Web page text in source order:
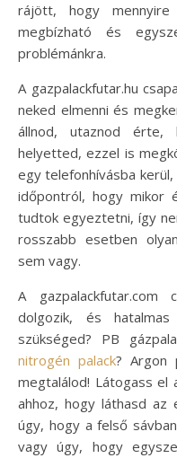
rájött, hogy
megbízható és
problémánkra.
A gazpalackfutar.hu
neked elmenni és
állnod, utaznod érte,
helyetted, ezzel is
egy telefonhívásba kerül,
időpontról, hogy mikor
tudtok egyeztetni, így
rosszabb esetben
sem vagy.
A gazpalackfutar.com
dolgozik, és
szükséged? PB
nitrogén palack? Argon
megtalálod! Látogass el
ahhoz, hogy láthasd az
úgy, hogy a felső
vagy úgy, hogy